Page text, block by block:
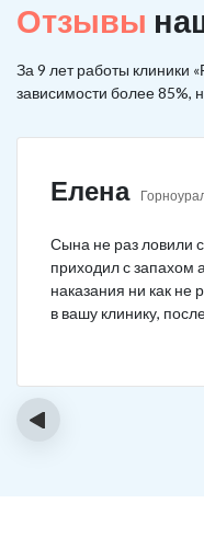
Отзывы
За 9 лет работы клиники
зависимости более 85%,
Елена
Сына не раз ловили
приходил с запахом
наказания ни как не
в вашу клинику,
‹